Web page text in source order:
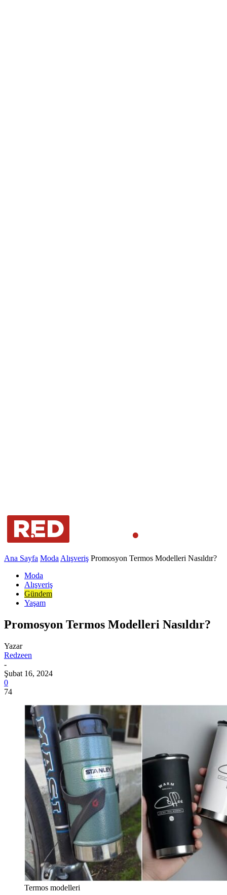
Ana Sayfa Moda Alışveriş Promosyon Termos Modelleri Nasıldır?
Moda
Alışveriş
Gündem
Yaşam
Promosyon Termos Modelleri Nasıldır?
Yazar
Redzeen
-
Şubat 16, 2024
0
74
Termos modelleri